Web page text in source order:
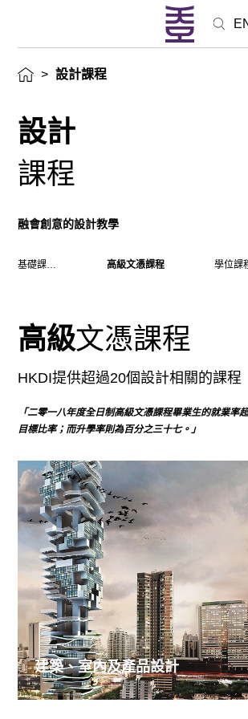
> 設計課程
設計
課程
融會創意的設計教學
高級文憑課程 學位課
高級文憑課程
HKDI提供超過20個設計相關的課程
「二零一八年度全日制高級文憑課程畢業生的就業率
目標比率；而升學率則為百分之三十七。」
建築、室內及產品設計